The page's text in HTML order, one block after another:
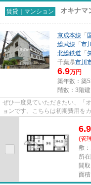
賃貸｜マンション オキナマ
京成本線 「
総武線 「 市川
北総鉄道 「
千葉県市川
6.9万円
築年数：築
階数：3階建
ぜひ一度見ていただきたい、「
ョンです。こちらは初期費用を
6.9
(管
敷
所
間
面